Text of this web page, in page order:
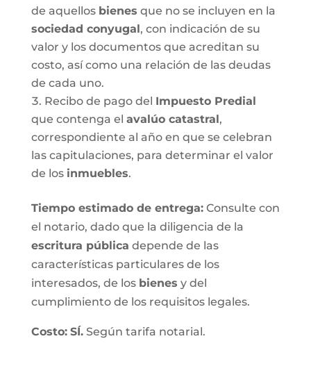
de aquellos bienes que no se incluyen en la
sociedad conyugal, con indicación de su
valor y los documentos que acreditan su
costo, así como una relación de las deudas
de cada uno.
Recibo de pago del Impuesto Predial
que contenga el avalúo catastral,
correspondiente al año en que se celebran
las capitulaciones, para determinar el valor
de los inmuebles.
Tiempo estimado de entrega:Consulte con
el notario, dado que la diligencia de la
escritura pública depende de las
características particulares de los
interesados, de los bienes y del
cumplimiento de los requisitos legales.
Costo: SÍ.Según tarifa notarial.